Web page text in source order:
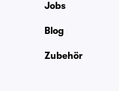
Jobs
Blog
Zubehör